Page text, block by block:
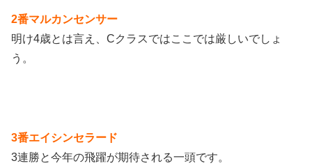
2番マルカンセンサー
明け4歳とは言え、Cクラスではここでは厳しいでしょ
う。
3番エイシンセラード
3連勝と今年の飛躍が期待される一頭です。